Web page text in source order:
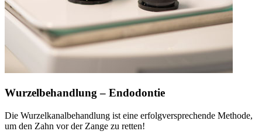
Wurzelbehandlung – Endodontie
Die Wurzelkanalbehandlung ist eine erfolgversprechende Methode,
um den Zahn vor der Zange zu retten!